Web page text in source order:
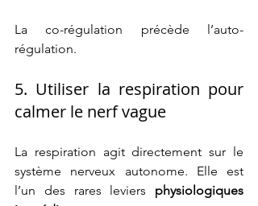
La co-régulation précède l’auto-
régulation.
5. Utiliser la respiration pour
calmer le nerf vague
La respiration agit directement sur le
système nerveux autonome. Elle est
l’un des rares leviers physiologiques